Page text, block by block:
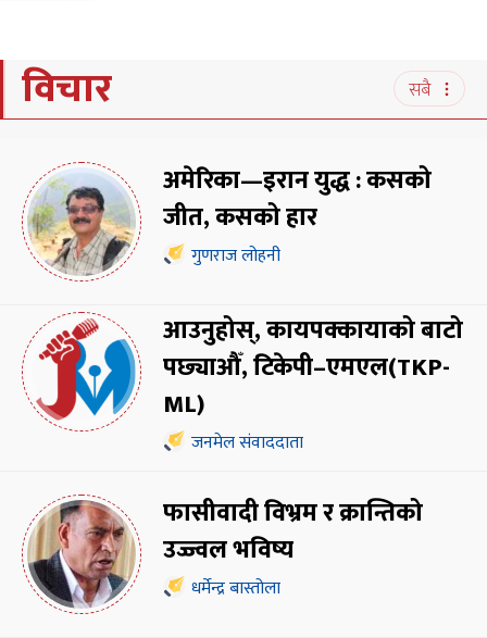
विचार सबै
अमेरिका—इरान युद्ध : कसको
जीत, कसको हार
गुणराज लोहनी
आउनुहोस्, कायपक्कायाको बाटो
पछ्याऔँ, टिकेपी–एमएल(TKP-
ML)
जनमेल संवाददाता
फासीवादी विभ्रम र क्रान्तिको
उज्ज्वल भविष्य
धर्मेन्द्र बास्तोला